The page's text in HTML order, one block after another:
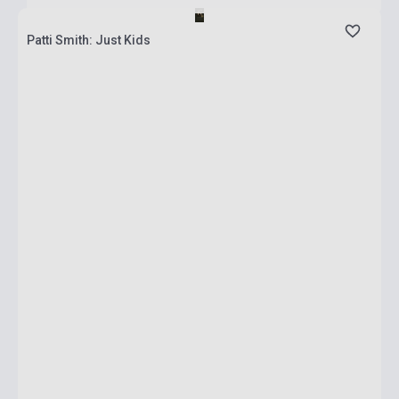
Patti Smith: Just Kids